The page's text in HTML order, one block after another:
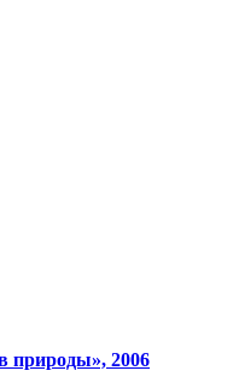
природы», 2006